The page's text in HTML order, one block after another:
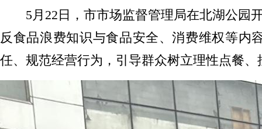
5月22日，市市场监督管理局在北湖公园
反食品浪费知识与食品安全、消费维权等内
任、规范经营行为，引导群众树立理性点餐